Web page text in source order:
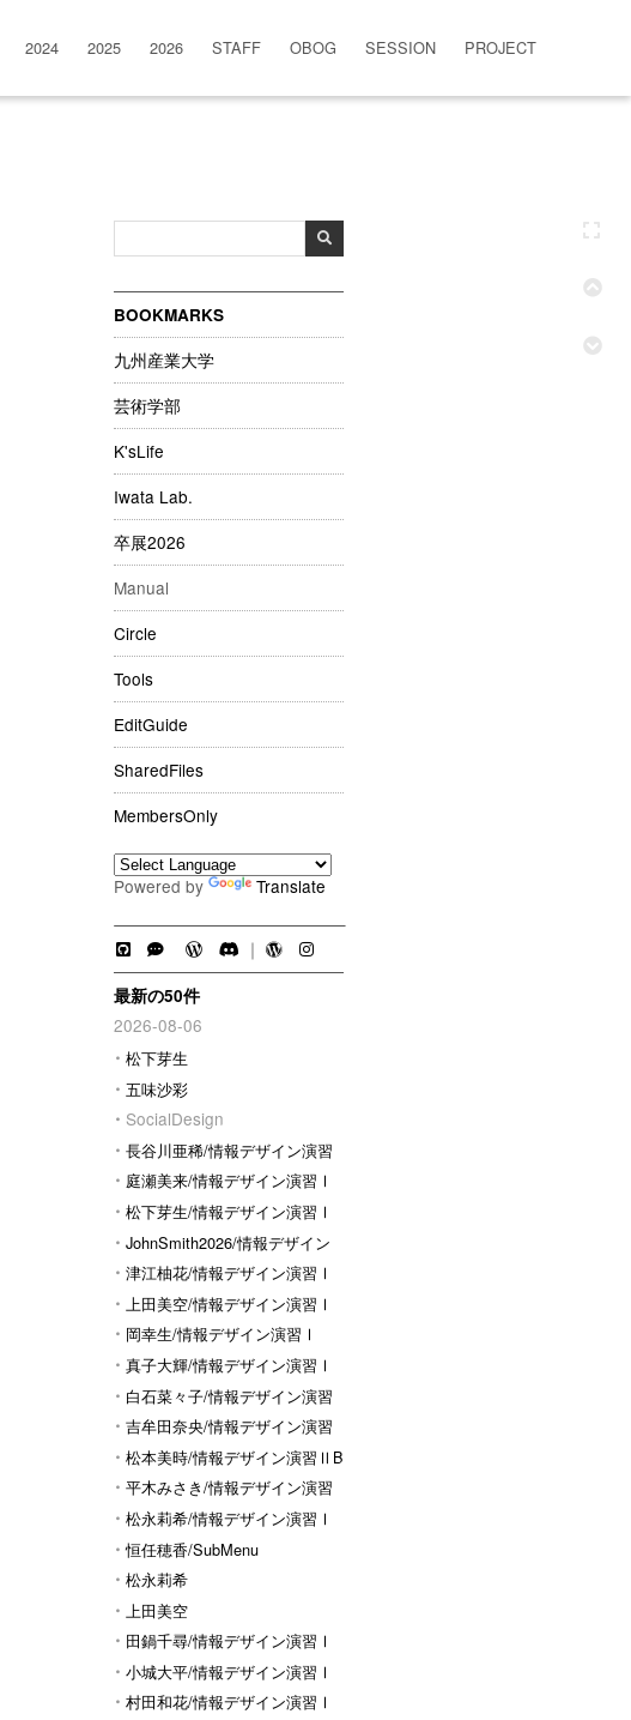
2024 2025 2026 STAFF OBOG SESSION PROJECT
BOOKMARKS
九州産業大学
芸術学部
K'sLife
Iwata Lab.
卒展2026
Manual
Circle
Tools
EditGuide
SharedFiles
MembersOnly
Powered by Translate
｜
最新の50件
2026-08-06
松下芽生
五味沙彩
SocialDesign
長谷川亜稀/情報デザイン演習
Ⅰ 庭瀬美来/情報デザイン演習Ⅰ
松下芽生/情報デザイン演習Ⅰ
JohnSmith2026/情報デザイン
演習I
津江柚花/情報デザイン演習Ⅰ
上田美空/情報デザイン演習Ⅰ
岡幸生/情報デザイン演習Ⅰ
真子大輝/情報デザイン演習Ⅰ
白石菜々子/情報デザイン演習
Ⅰ 吉牟田奈央/情報デザイン演習
Ⅰ 松本美時/情報デザイン演習ⅡB
平木みさき/情報デザイン演習
Ⅰ 松永莉希/情報デザイン演習Ⅰ
恒任穂香/SubMenu
松永莉希
上田美空
田鍋千尋/情報デザイン演習Ⅰ
小城大平/情報デザイン演習Ⅰ
村田和花/情報デザイン演習Ⅰ